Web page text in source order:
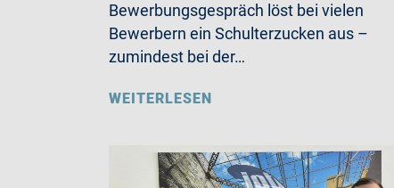
Bewerbungsgespräch löst bei vielen
Bewerbern ein Schulterzucken aus –
zumindest bei der…
WEITERLESEN